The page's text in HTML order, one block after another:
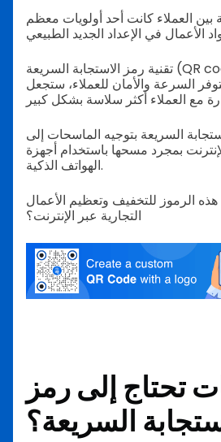
بين العملاء كانت أحد أولويات معظم
تقنية رمز الاستجابة السريعة (QR code) التي ستكون
السرعة والأمان للعملاء، ستجعل
السريعة بتوجيه الماسحات إلى
بمجرد مسحها باستخدام أجهزة
الهواتف الذكية.
الرموز للتخفيف وتعظيم الأعمال
التجارية عبر الإنترنت؟
تحتاج إلى رمز
السريعة؟